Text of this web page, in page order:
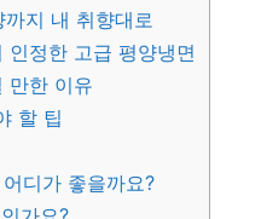
지 내 취향대로
인정한 고급 평양냉면
만한 이유
할 팁
디가 좋을까요?